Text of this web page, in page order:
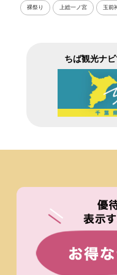
裸祭り 上総一ノ宮 玉前
ちば観光ナ